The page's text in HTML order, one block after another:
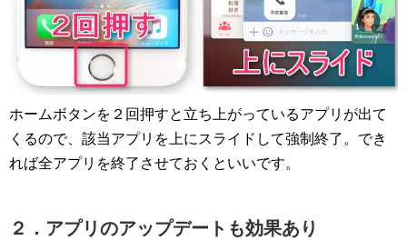
ホームボタンを２回押すと立ち上がっているアプリが出て
くるので、該当アプリを上にスライドして強制終了。でき
れば全アプリを終了させておくといいです。
２．アプリのアップデートも効果あり